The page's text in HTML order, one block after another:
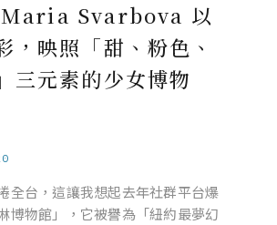
Maria Svarbova 以
，映照「甜、粉色、
三元素的少女博物
全台，這讓我想起去年社群平台爆
博物館」，它被譽為「紐約最夢幻